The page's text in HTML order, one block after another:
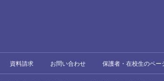
資料請求 お問い合わせ 保護者・在校生のペー